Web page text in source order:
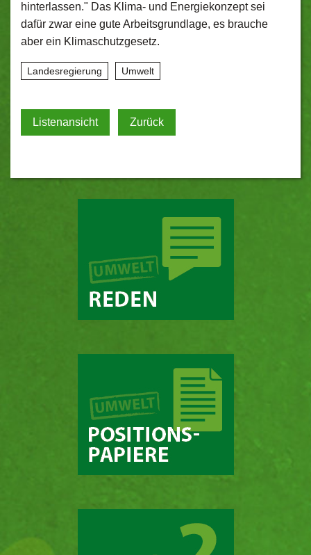
hinterlassen." Das Klima- und Energiekonzept sei
dafür zwar eine gute Arbeitsgrundlage, es brauche
aber ein Klimaschutzgesetz.
Landesregierung Umwelt
Listenansicht Zurück